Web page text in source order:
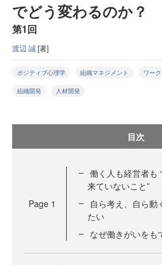
でどう変わるのか？
第1回
渡辺 誠[著]
ポジティブ心理学 組織マネジメント ワー
組織開発 人材開発
目次
Page 1
働く人も経営者も
来ていないこと”
自ら考え、自ら動
たい
なぜ働きがいをも